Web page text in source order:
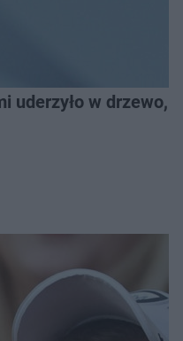
uderzyło w drzewo,